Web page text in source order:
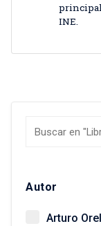
Autor
Arturo
INE.